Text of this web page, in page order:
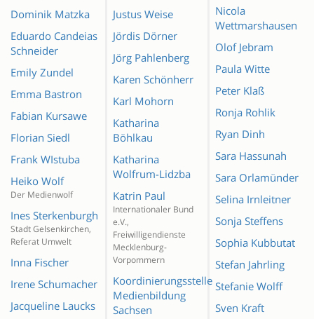
Dominik Matzka
Eduardo Candeias
Schneider
Emily Zundel
Emma Bastron
Fabian Kursawe
Florian Siedl
Frank WIstuba
Heiko Wolf
Der Medienwolf
Ines Sterkenburgh
Stadt Gelsenkirchen,
Referat Umwelt
Inna Fischer
Irene Schumacher
Jacqueline Laucks
Justus Weise
Jördis Dörner
Jörg Pahlenberg
Karen Schönherr
Karl Mohorn
Katharina
Böhlkau
Katharina
Wolfrum-Lidzba
Katrin Paul
Internationaler Bund
e.V.,
Freiwilligendienste
Mecklenburg-
Vorpommern
Koordinierungsstelle
Medienbildung
Sachsen
Nicola
Wettmarshausen
Olof Jebram
Paula Witte
Peter Klaß
Ronja Rohlik
Ryan Dinh
Sara Hassunah
Sara Orlamünder
Selina Irnleitner
Sonja Steffens
Sophia Kubbutat
Stefan Jahrling
Stefanie Wolff
Sven Kraft